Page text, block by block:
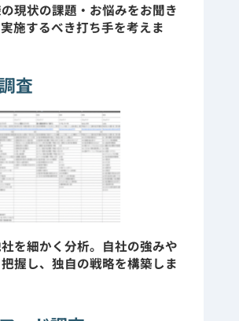
現状の課題・お悩みをお聞き
施するべき打ち手を考えま
査
を細かく分析。自社の強みや
握し、独自の戦略を構築しま